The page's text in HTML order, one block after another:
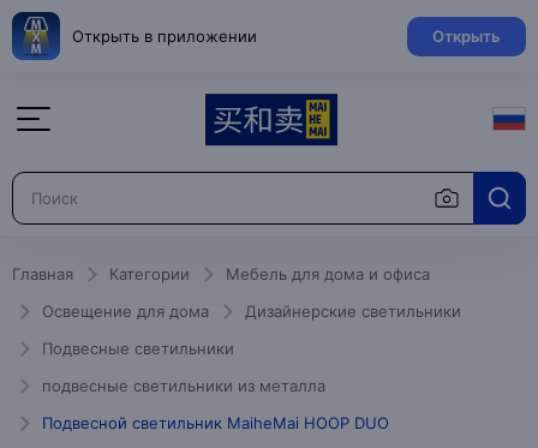
Открыть в приложении Открыть
Главная Категории
Мебель для дома и офиса
Освещение для дома
Дизайнерские светильники
Подвесные светильники
подвесные светильники из металла
Подвесной светильник MaiheMai HOOP DUO